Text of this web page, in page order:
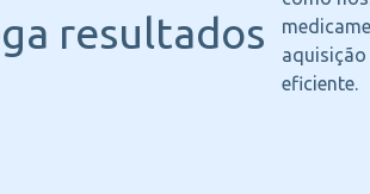
resultados
aquisição
eficiente.